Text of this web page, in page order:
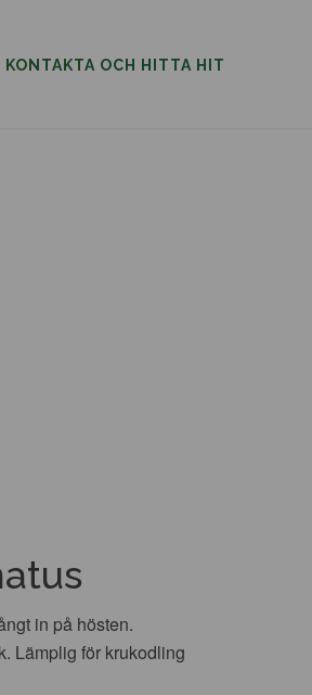
KONTAKTA OCH HITTA HIT
in på hösten.
Lämplig för krukodling